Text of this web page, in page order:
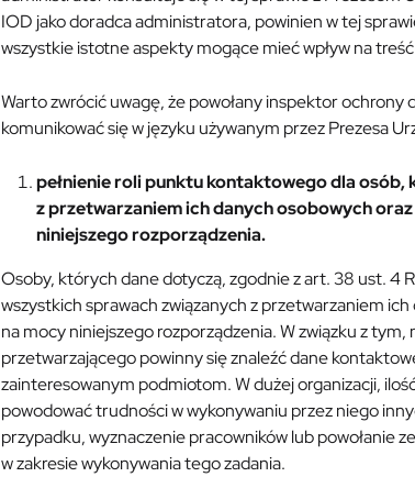
IOD jako doradca administratora, powinien w tej
wszystkie istotne aspekty mogące mieć wpływ na
Warto zwrócić uwagę, że powołany inspektor
komunikować się w języku używanym przez Prezesa
pełnienie roli punktu kontaktowego dla
z przetwarzaniem ich danych osobowych
niniejszego rozporządzenia.
Osoby, których dane dotyczą, zgodnie z art. 38 ust. 4
wszystkich sprawach związanych z przetwarzaniem
na mocy niniejszego rozporządzenia. W związku z
przetwarzającego powinny się znaleźć dane
zainteresowanym podmiotom. W dużej organizacji,
powodować trudności w wykonywaniu przez niego
przypadku, wyznaczenie pracowników lub powołanie
w zakresie wykonywania tego zadania.